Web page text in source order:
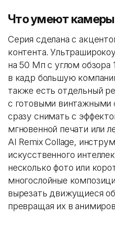
Что умеют камеры
Серия сделана с
контента.
на 50 Мп с углом обзора
в кадр большую
также есть отдельный
с готовыми винтажными
сразу снимать с
мгновенной печати или
AI Remix Collage,
искусственного
несколько фото или
многослойные
вырезать движущиеся
превращая их в